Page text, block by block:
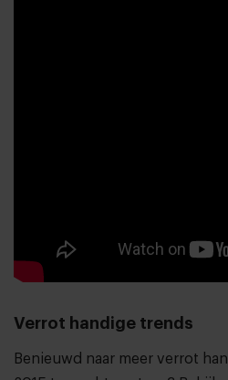
Verrot handige trends
Benieuwd naar meer verrot